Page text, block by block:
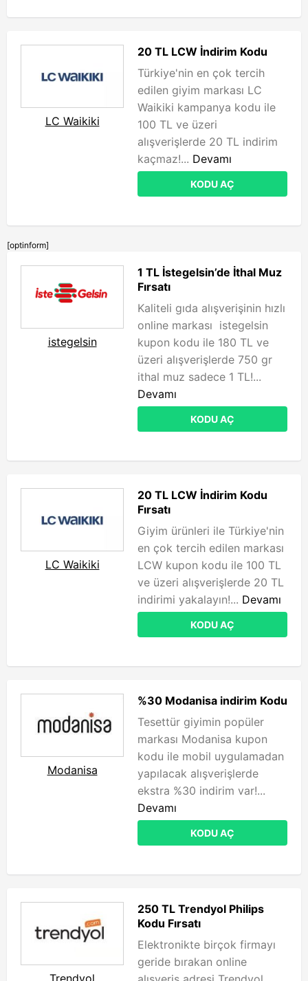
LC Waikiki
20 TL LCW İndirim Kodu
Türkiye'nin en çok tercih
edilen giyim markası LC
Waikiki kampanya kodu ile
100 TL ve üzeri
alışverişlerde 20 TL indirim
kaçmaz!... Devamı
KODU AÇ
[optinform]
istegelsin
1 TL İstegelsin’de İthal Muz
Fırsatı
Kaliteli gıda alışverişinin hızlı
online markası istegelsin
kupon kodu ile 180 TL ve
üzeri alışverişlerde 750 gr
ithal muz sadece 1 TL!...
Devamı
KODU AÇ
LC Waikiki
20 TL LCW İndirim Kodu
Fırsatı
Giyim ürünleri ile Türkiye'nin
en çok tercih edilen markası
LCW kupon kodu ile 100 TL
ve üzeri alışverişlerde 20 TL
indirimi yakalayın!... Devamı
KODU AÇ
Modanisa
%30 Modanisa indirim Kodu
Tesettür giyimin popüler
markası Modanisa kupon
kodu ile mobil uygulamadan
yapılacak alışverişlerde
ekstra %30 indirim var!...
Devamı
KODU AÇ
250 TL Trendyol Philips
Kodu Fırsatı
Elektronikte birçok firmayı
geride bırakan online